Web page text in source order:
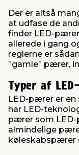
Der er altså
at udfase de
finder LED-
allerede i gang
reglerne er
”gamle” pærer,
Typer af
LED-pærer er
har LED-
pærer som
almindelige
køleskabspærer